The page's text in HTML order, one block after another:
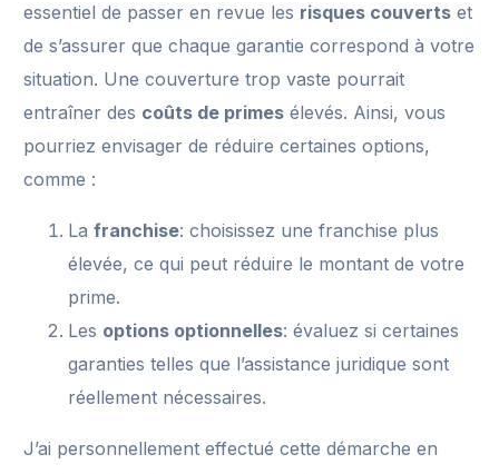
essentiel de passer en revue les risques couverts et
de s’assurer que chaque garantie correspond à votre
situation. Une couverture trop vaste pourrait
entraîner des coûts de primes élevés. Ainsi, vous
pourriez envisager de réduire certaines options,
comme :
Lafranchise: choisissez une franchise plus
élevée, ce qui peut réduire le montant de votre
prime.
Les options optionnelles: évaluez si certaines
garanties telles que l’assistance juridique sont
réellement nécessaires.
J’ai personnellement effectué cette démarche en